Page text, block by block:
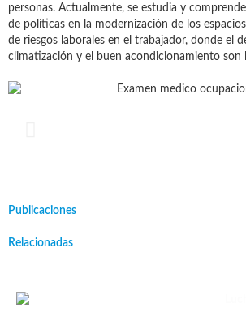
personas. Actualmente, se estudia y
de políticas en la modernización de los
de riesgos laborales en el trabajador, donde el
climatización y el buen acondicionamiento son
Publicaciones
Relacionadas